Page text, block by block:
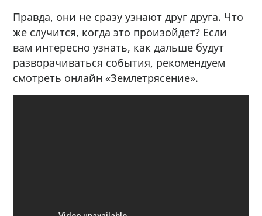
Правда, они не сразу узнают друг друга. Что
же случится, когда это произойдет? Если
вам интересно узнать, как дальше будут
разворачиваться события, рекомендуем
смотреть онлайн «Землетрясение».